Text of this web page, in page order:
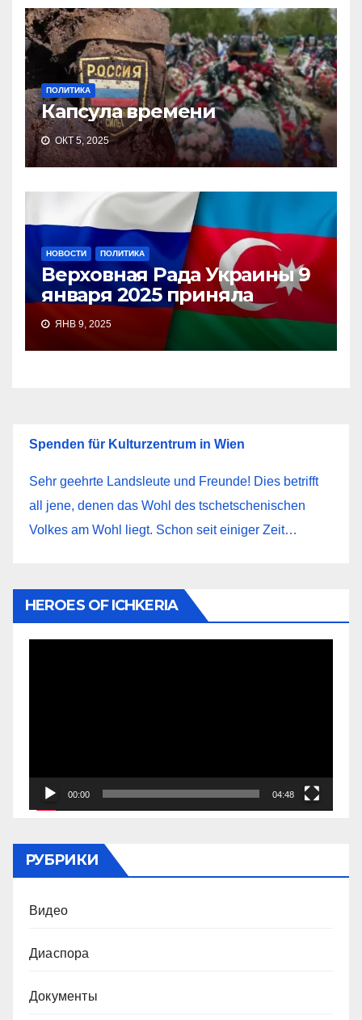
ПОЛИТИКА
Капсула времени
ОКТ 5, 2025
НОВОСТИ ПОЛИТИКА
Верховная Рада Украины 9
января 2025 приняла
ЯНВ 9, 2025
Spenden für Kulturzentrum in Wien
Sehr geehrte Landsleute und Freunde! Dies betrifft
all jene, denen das Wohl des tschetschenischen
Volkes am Wohl liegt. Schon seit einiger Zeit…
HEROES OF ICHKERIA
00:00 04:48
РУБРИКИ
Видео
Диаспора
Документы